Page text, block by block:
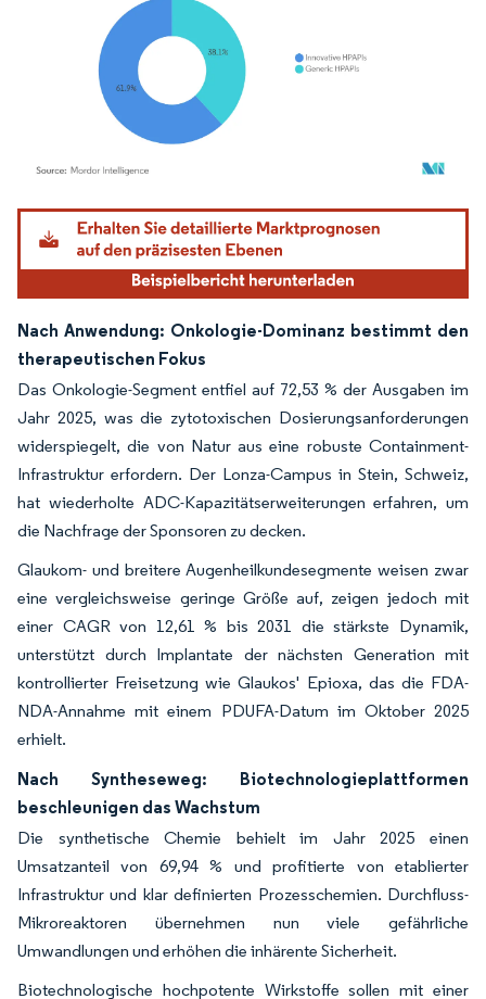
Bild © Mordor Intelligence. Wiederverwendung erfordert Namensnennung gemäß
Nach Anwendung: Onkologie-Dominanz bestimmt den
therapeutischen Fokus
Das Onkologie-Segment entfiel auf 72,53 % der Ausgaben im
Jahr 2025, was die zytotoxischen Dosierungsanforderungen
widerspiegelt, die von Natur aus eine robuste Containment-
Infrastruktur erfordern. Der Lonza-Campus in Stein, Schweiz,
hat wiederholte ADC-Kapazitätserweiterungen erfahren, um
die Nachfrage der Sponsoren zu decken.
Glaukom- und breitere Augenheilkundesegmente weisen zwar
eine vergleichsweise geringe Größe auf, zeigen jedoch mit
einer CAGR von 12,61 % bis 2031 die stärkste Dynamik,
unterstützt durch Implantate der nächsten Generation mit
kontrollierter Freisetzung wie Glaukos' Epioxa, das die FDA-
NDA-Annahme mit einem PDUFA-Datum im Oktober 2025
erhielt.
Nach Syntheseweg: Biotechnologieplattformen
beschleunigen das Wachstum
Die synthetische Chemie behielt im Jahr 2025 einen
Umsatzanteil von 69,94 % und profitierte von etablierter
Infrastruktur und klar definierten Prozesschemien. Durchfluss-
Mikroreaktoren übernehmen nun viele gefährliche
Umwandlungen und erhöhen die inhärente Sicherheit.
Biotechnologische hochpotente Wirkstoffe sollen mit einer